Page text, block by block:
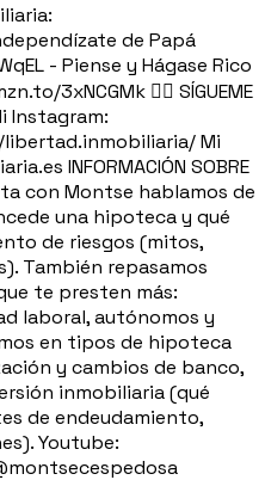
de Papá
- Piense y Hágase Rico
3xNCGMk 🙋‍♂️ SÍGUEME
Instagram:
Mi
INFORMACIÓN SOBRE
con Montse hablamos de
una hipoteca y qué
de riesgos (mitos,
También repasamos
te presten más:
laboral, autónomos y
en tipos de hipoteca
y cambios de banco,
inmobiliaria (qué
de endeudamiento,
Youtube: